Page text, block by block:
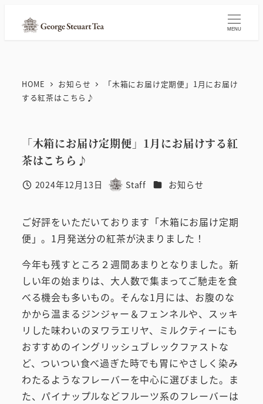
MENU
HOME お知らせ
「木箱にお届け定期便」1月にお届け
する紅茶はこちら♪
「木箱にお届け定期便」1月にお届けする紅
茶はこちら♪
投稿日
2024年12月13日
著
Staff カテゴリー
お知らせ
ご好評をいただいております「木箱にお届け定期
便」。1月発送分の紅茶が決まりました！
今年も残すところ２週間あまりとなりました。新
しい年の始まりは、大人数で集まってご馳走を食
べる機会も多いもの。そんな1月には、お腹のな
かから温まるジンジャー＆フェンネルや、スッキ
リした味わいのヌワラエリヤ、ミルクティーにも
おすすめのイングリッシュブレックファストな
ど、ついつい食べ過ぎた時でも胃にやさしく染み
わたるようなフレーバーを中心に選びました。ま
た、パイナップルなどフルーツ系のフレーバーは